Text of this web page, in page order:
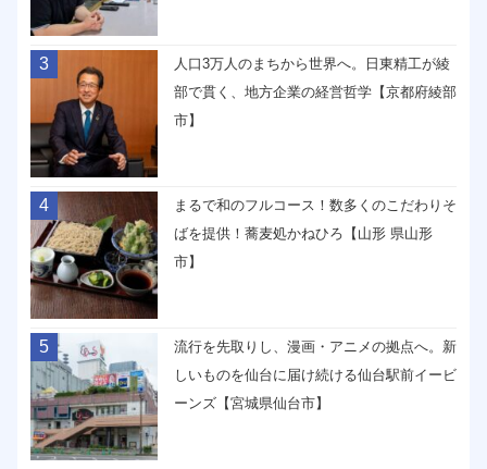
3
人口3万人のまちから世界へ。日東精工が綾
部で貫く、地方企業の経営哲学【京都府綾部
市】
4
まるで和のフルコース！数多くのこだわりそ
ばを提供！蕎麦処かねひろ【山形 県山形
市】
5
流行を先取りし、漫画・アニメの拠点へ。新
しいものを仙台に届け続ける仙台駅前イービ
ーンズ【宮城県仙台市】